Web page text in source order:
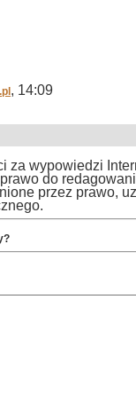
, 14:09
za wypowiedzi
do
przez prawo,